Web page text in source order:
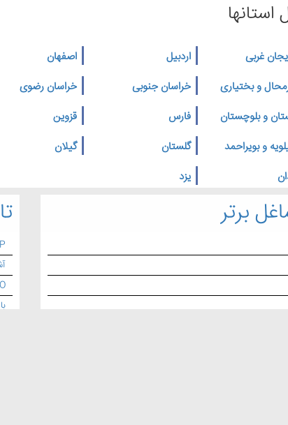
غربی اردبیل اصفهان
و بختیاری خراسان جنوبی خراسان رضوی
و بلوچستان فارس قزوین
و بویراحمد گلستان گیلان
یزد
برتر